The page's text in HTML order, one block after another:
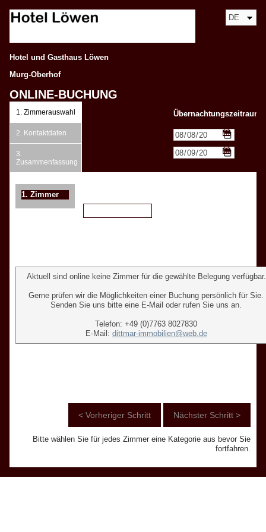
Hotel und Gasthaus Löwen
Murg-Oberhof
ONLINE-BUCHUNG
1. Zimmerauswahl
2. Kontaktdaten
3.
Zusammenfassung
Übernachtungszeitraum:
1. Zimmer
Aktuell sind online keine Zimmer für die gewählte Belegung verfügbar.
Gerne prüfen wir die Möglichkeiten einer Buchung persönlich für Sie.
Senden Sie uns bitte eine E-Mail oder rufen Sie uns an.
Telefon: +49 (0)7763 8027830
E-Mail: dittmar-immobilien@web.de
Bitte wählen Sie für jedes Zimmer eine Kategorie aus bevor Sie
fortfahren.